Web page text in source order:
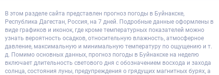
В этом разделе сайта представлен прогноз погоды в Буйнакске,
Республика Дагестан, Россия, на 7 дней. Подробные данные оформлены в
виде графиков и иконок, где кроме температурных показателей можно
узнать вероятность осадков, относительную влажность, атмосферное
давление, максимальную и минимальную температуру по ощущению и т.
д. Помимо основных данных, прогноз погоды в Буйнакске на неделю
включает длительность светового дня с обозначением восхода и захода
солнца, состояния луны, предупреждения о грядущих магнитных бурях, а